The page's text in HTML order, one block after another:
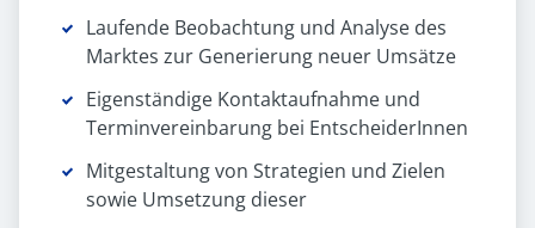
Laufende Beobachtung und Analyse des
Marktes zur Generierung neuer Umsätze
Eigenständige Kontaktaufnahme und
Terminvereinbarung bei EntscheiderInnen
Mitgestaltung von Strategien und Zielen
sowie Umsetzung dieser